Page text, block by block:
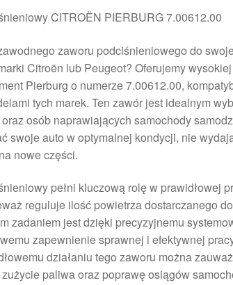
CITROËN PIERBURG 7.00612.00
zaworu podciśnieniowego do
Citroën lub Peugeot? Oferujemy
Pierburg o numerze 7.00612.00,
tych marek. Ten zawór jest idealnym
osób naprawiających samochody
swoje auto w optymalnej kondycji, nie
nowe części.
pełni kluczową rolę w prawidłowej
reguluje ilość powietrza dostarczanego
zadaniem jest dzięki precyzyjnemu
zapewnienie sprawnej i efektywnej
działaniu tego zaworu można
paliwa oraz poprawę osiągów